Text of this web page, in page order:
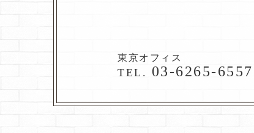
東京オフィス
TEL. 03-6265-6557